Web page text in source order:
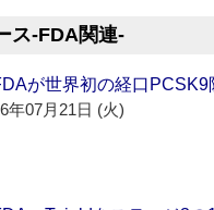
ス‐FDA関連‐
が世界初の経口PCSK9
年07月21日 (火)